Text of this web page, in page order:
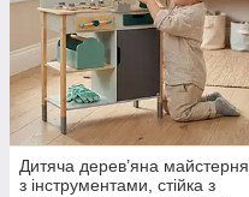
Дитяча дерев’яна майстерня
з інструментами, стійка з